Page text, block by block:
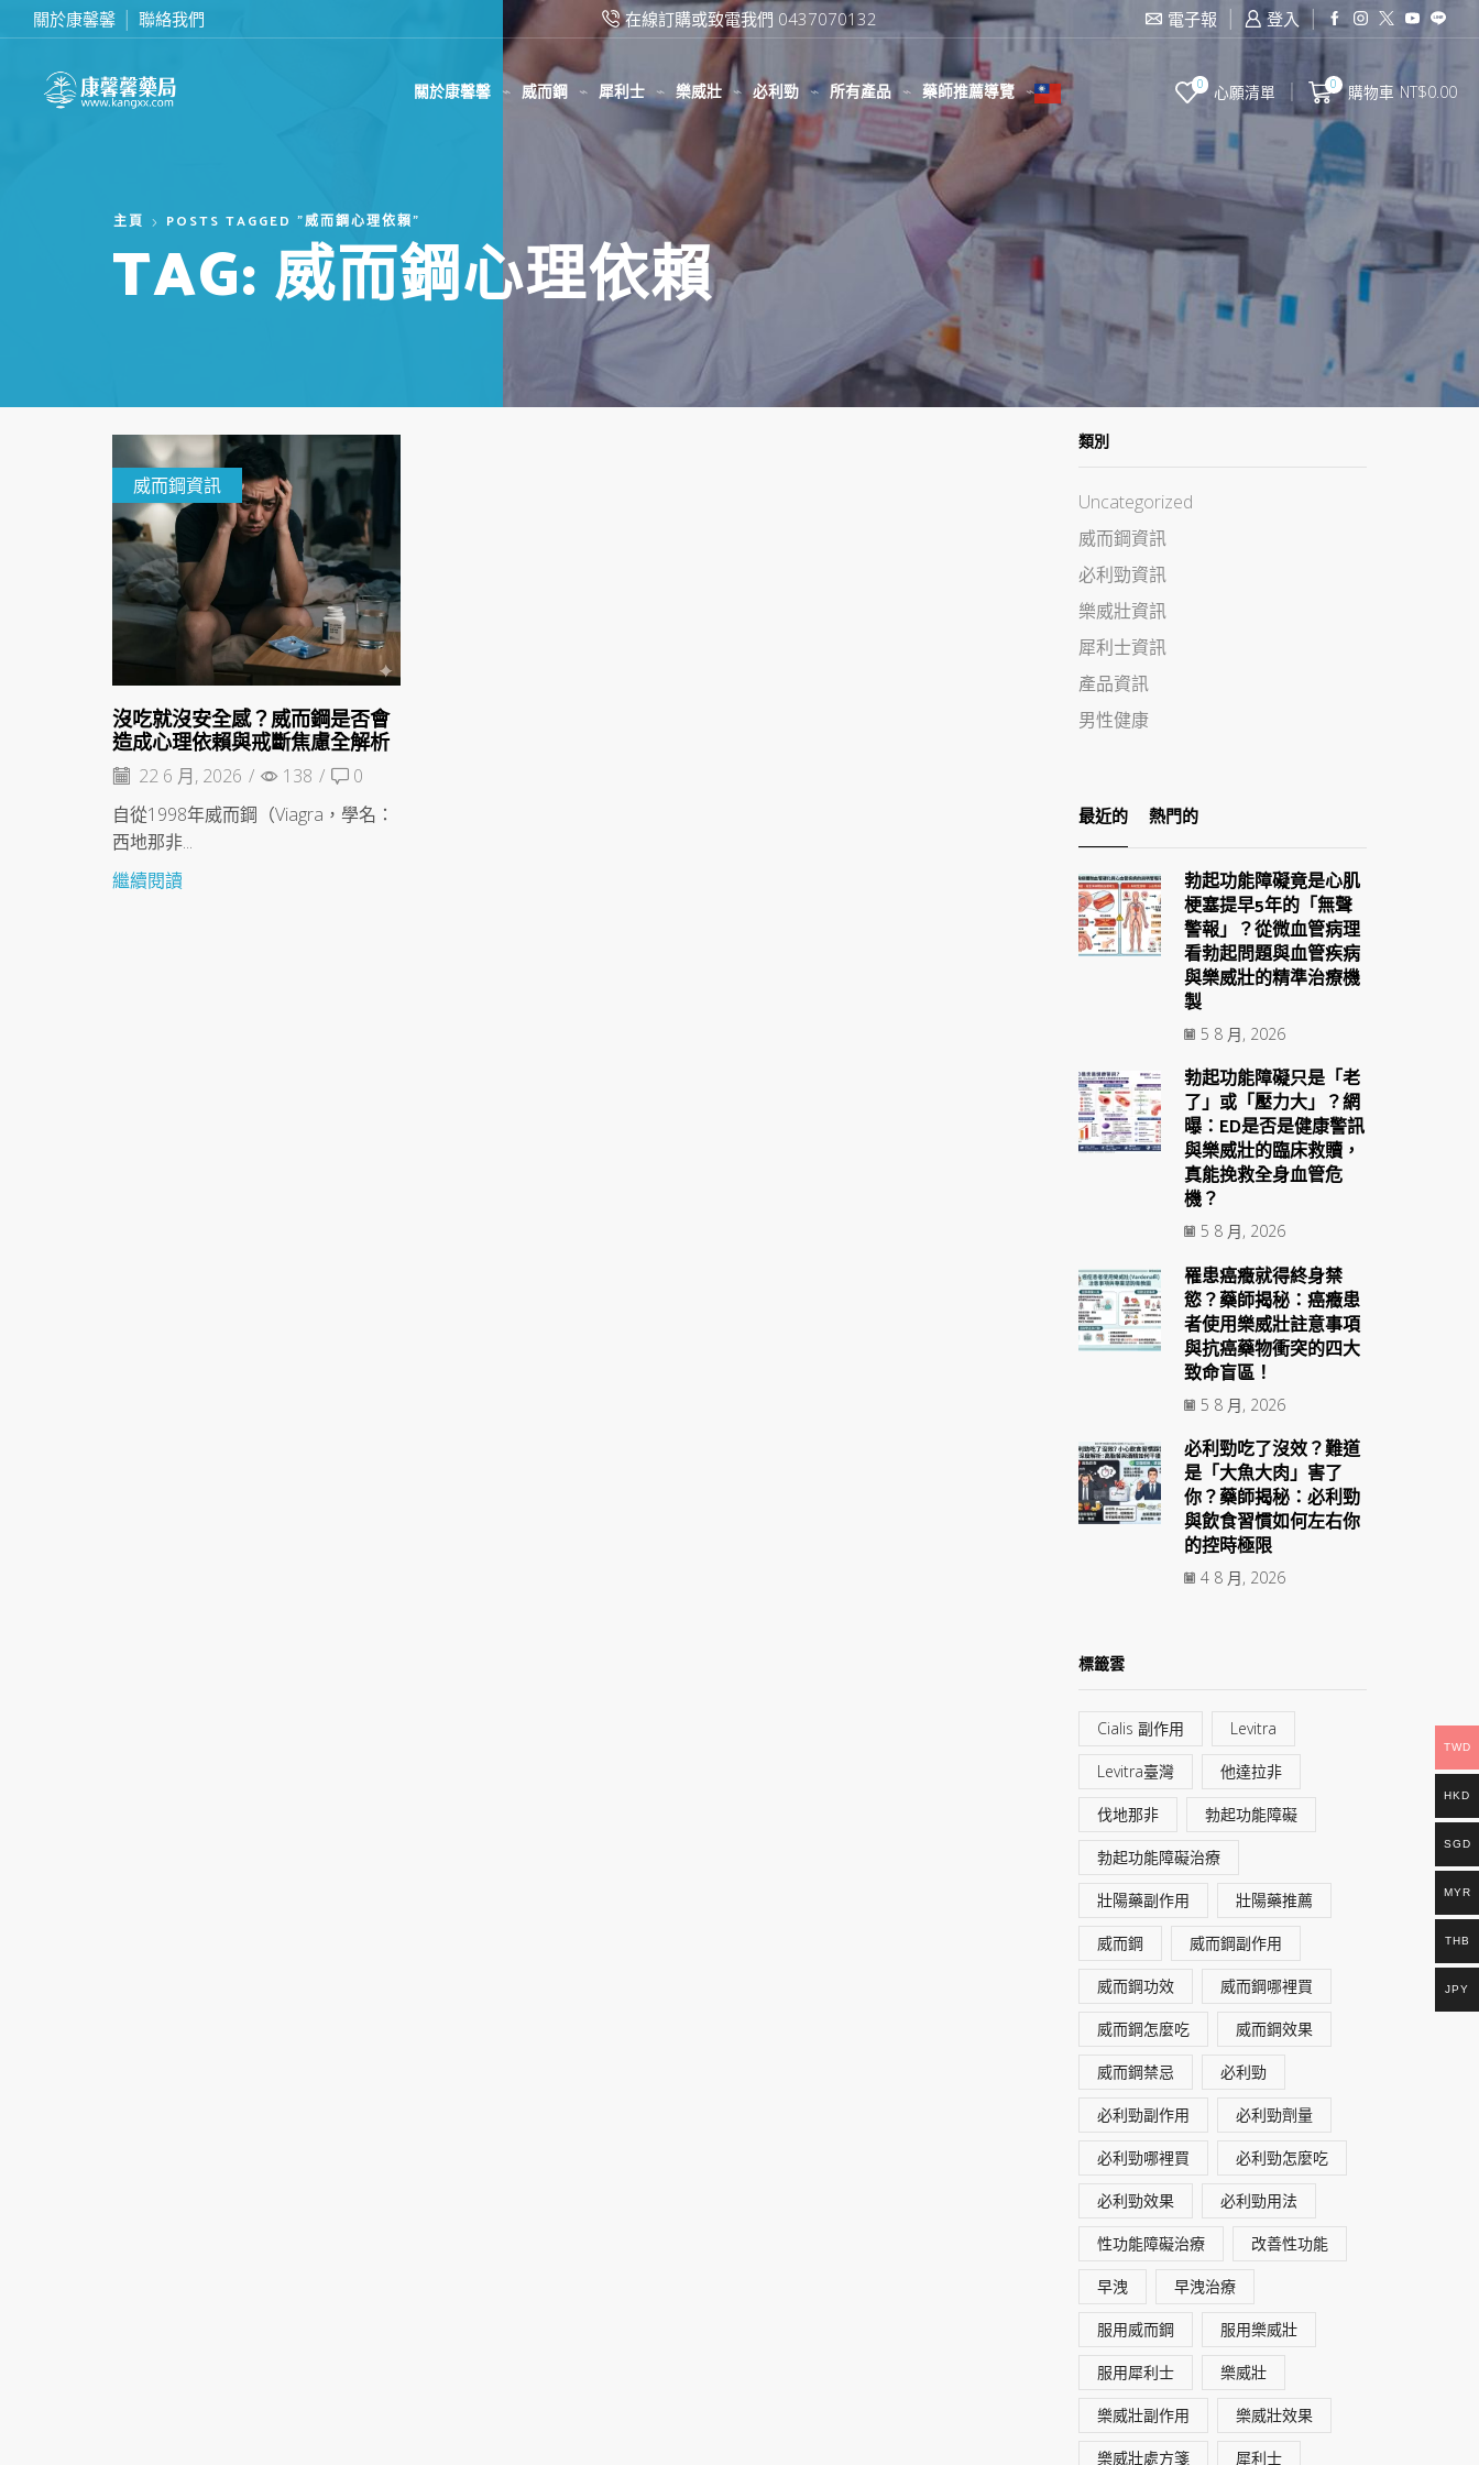
關於康馨馨 聯絡我們 在線訂購或致電我們 0437070132 滿2000台幣免運費
電子報 登入
關於康馨馨 威而鋼 犀利士 樂威壯 必利勁 所有產品 藥師推薦導覽 0 心願清單 0 購物車 NT$0.00
主頁 POSTS TAGGED "威而鋼心理依賴"
TAG: 威而鋼心理依賴
威而鋼資訊
沒吃就沒安全感？威而鋼是否會
造成心理依賴與戒斷焦慮全解析
22 6 月, 2026 / 138 /
0
自從1998年威而鋼（Viagra，學名：
西地那非...
繼續閱讀
類別
Uncategorized
威而鋼資訊
必利勁資訊
樂威壯資訊
犀利士資訊
產品資訊
男性健康
最近的 熱門的
勃起功能障礙竟是心肌
梗塞提早5年的「無聲
警報」？從微血管病理
看勃起問題與血管疾病
與樂威壯的精準治療機
製
5 8 月, 2026
勃起功能障礙只是「老
了」或「壓力大」？網
曝：ED是否是健康警訊
與樂威壯的臨床救贖，
真能挽救全身血管危
機？
5 8 月, 2026
罹患癌癥就得終身禁
慾？藥師揭秘：癌癥患
者使用樂威壯註意事項
與抗癌藥物衝突的四大
致命盲區！
5 8 月, 2026
必利勁吃了沒效？難道
是「大魚大肉」害了
你？藥師揭秘：必利勁
與飲食習慣如何左右你
的控時極限
4 8 月, 2026
標籤雲
Cialis 副作用 Levitra
Levitra臺灣 他達拉非
伐地那非 勃起功能障礙
勃起功能障礙治療
壯陽藥副作用 壯陽藥推薦
威而鋼 威而鋼副作用
威而鋼功效 威而鋼哪裡買
威而鋼怎麼吃 威而鋼效果
威而鋼禁忌 必利勁
必利勁副作用 必利勁劑量
必利勁哪裡買 必利勁怎麼吃
必利勁效果 必利勁用法
性功能障礙治療 改善性功能
早洩 早洩治療
服用威而鋼 服用樂威壯
服用犀利士 樂威壯
樂威壯副作用 樂威壯效果
樂威壯處方箋 犀利士
TWD
HKD
SGD
MYR
THB
JPY